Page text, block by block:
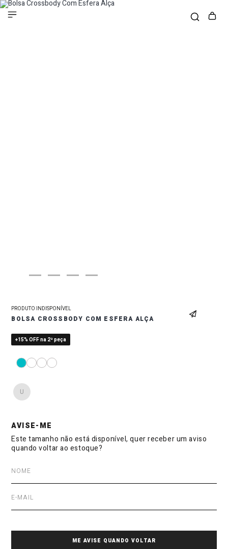
PRODUTO INDISPONÍVEL
BOLSA CROSSBODY COM ESFERA ALÇA
+15% OFF na 2ª peça
U